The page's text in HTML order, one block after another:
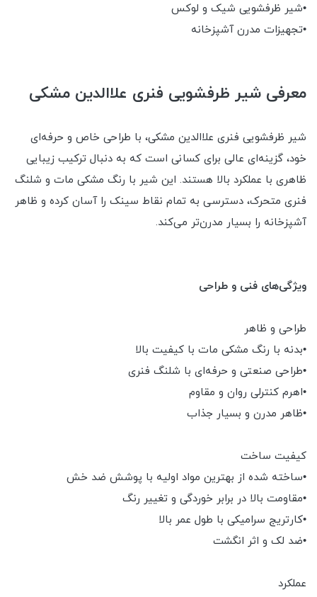
•شیر ظرفشویی شیک و لوکس
•تجهیزات مدرن آشپزخانه
معرفی شیر ظرفشویی فنری علاالدین مشکی
شیر ظرفشویی فنری علاالدین مشکی، با طراحی خاص و حرفه‌ای
خود، گزینه‌ای عالی برای کسانی است که به دنبال ترکیب زیبایی
ظاهری با عملکرد بالا هستند. این شیر با رنگ مشکی مات و شلنگ
فنری متحرک، دسترسی به تمام نقاط سینک را آسان کرده و ظاهر
آشپزخانه را بسیار مدرن‌تر می‌کند.
ویژگی‌های فنی و طراحی
طراحی و ظاهر
•بدنه با رنگ مشکی مات با کیفیت بالا
•طراحی صنعتی و حرفه‌ای با شلنگ فنری
•اهرم کنترلی روان و مقاوم
•ظاهر مدرن و بسیار جذاب
کیفیت ساخت
•ساخته شده از بهترین مواد اولیه با پوشش ضد خش
•مقاومت بالا در برابر خوردگی و تغییر رنگ
•کارتریج سرامیکی با طول عمر بالا
•ضد لک و اثر انگشت
عملکرد